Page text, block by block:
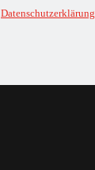
Datenschutzerklärung